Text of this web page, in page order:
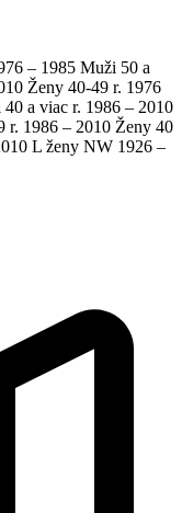
– 1985 Muži 50 a
Ženy 40-49 r. 1976
a viac r. 1986 – 2010
r. 1986 – 2010 Ženy 40
L ženy NW 1926 –